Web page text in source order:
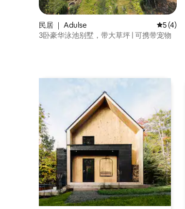
民居 ｜ Adulse 平均评
5 (4)
3卧豪华泳池别墅，带大草坪 | 可携带宠物